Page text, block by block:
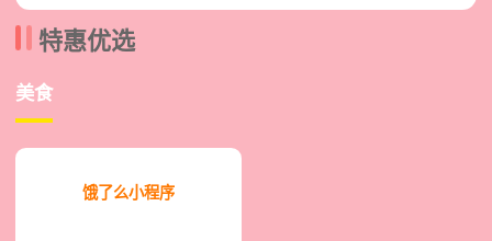
特惠优选
美食
饿了么小程序